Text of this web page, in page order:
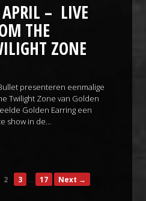
– LIVE
THE
ZONE
presenteren eenmalige
Twilight Zone van Golden
Golden Earring een
show in de…
2 3 … 17 Next →